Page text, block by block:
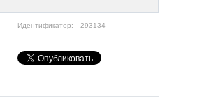
Идентификатор: 293134